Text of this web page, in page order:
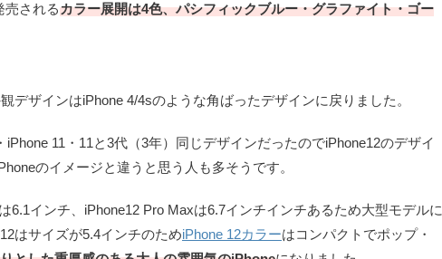
売されるカラー展開は4色、パシフィックブルー・グラファイト・ゴー
デザインはiPhone 4/4sのような角ばったデザインに戻りました。
iPhone 11・11と3代（3年）同じデザインだったのでiPhone12のデザイ
のイメージと違うと思う人も多そうです。
6.1インチ、iPhone12 Pro Maxは6.7インチインチあるため大型モデルに
はサイズが5.4インチのためiPhone 12カラーはコンパクトでポップ・